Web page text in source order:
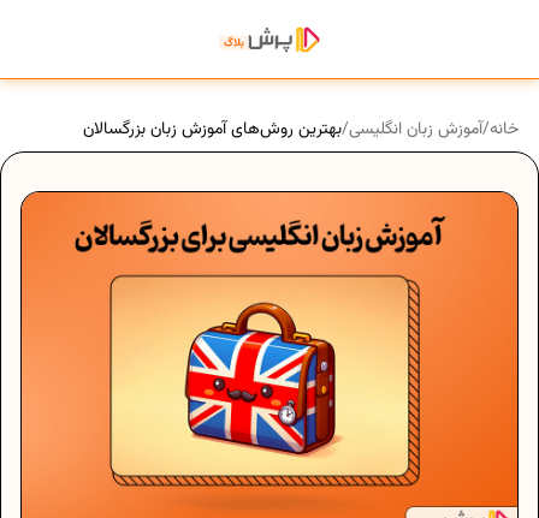
خانه/آموزش زبان انگلیسی/بهترین روش‌های آموزش زبان بزرگسالان